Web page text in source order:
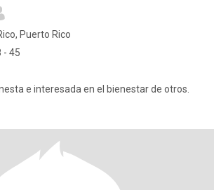
Puerto Rico
- 45
e interesada en el bienestar de otros.